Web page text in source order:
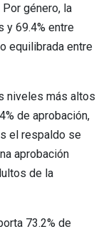
género, la
y 69.4% entre
equilibrada entre
niveles más altos
de aprobación,
el respaldo se
aprobación
de la
73.2% de